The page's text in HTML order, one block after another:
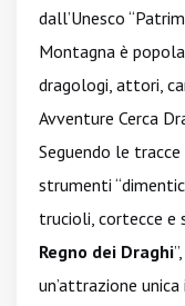
dall’Unesco
Montagna è
dragologi, attori,
Avventure Cerca
Seguendo le
strumenti
trucioli, cortecce e
Regno dei Draghi
un’attrazione